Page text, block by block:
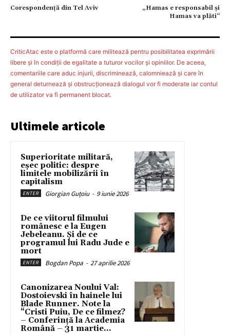
Corespondenţă din Tel Aviv
„Hamas e responsabil și
Hamas va plăti“
CriticAtac este o platformă care militează pentru posibilitatea exprimării
libere şi în condiţii de egalitate a tuturor vocilor şi opiniilor. De aceea,
comentariile care aduc injurii, discriminează, calomniează şi care în
general deturnează şi obstrucţionează dialogul vor fi moderate iar contul
de utilizator va fi permanent blocat.
Ultimele articole
Superioritate militară,
eșec politic: despre
limitele mobilizării în
capitalism
ENTER Giorgian Guțoiu - 9 iunie 2026
De ce viitorul filmului
românesc e la Eugen
Jebeleanu. Și de ce
programul lui Radu Jude e
mort
ENTER Bogdan Popa - 27 aprilie 2026
Canonizarea Noului Val:
Dostoievski în hainele lui
Blade Runner. Note la
“Cristi Puiu, De ce filmez?
– Conferință la Academia
Română – 31 martie...